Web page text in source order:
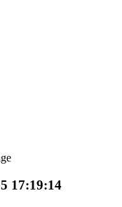
17:19:14